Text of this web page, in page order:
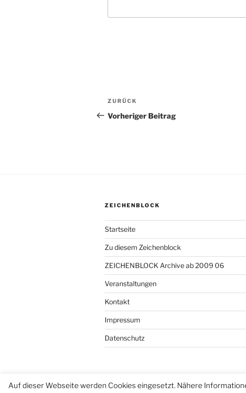
Beitragsnavigation
Vorheriger
Beitrag
ZURÜCK
Vorheriger Beitrag
ZEICHENBLOCK
Startseite
Zu diesem Zeichenblock
ZEICHENBLOCK Archive ab 2009 06
Veranstaltungen
Kontakt
Impressum
Datenschutz
Auf dieser Webseite werden Cookies eingesetzt. Nähere